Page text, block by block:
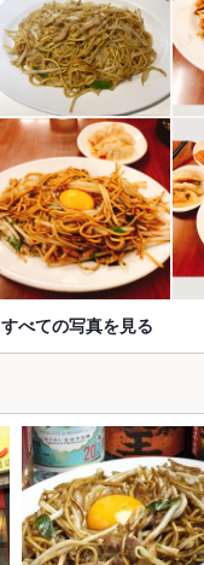
すべての写真を見る